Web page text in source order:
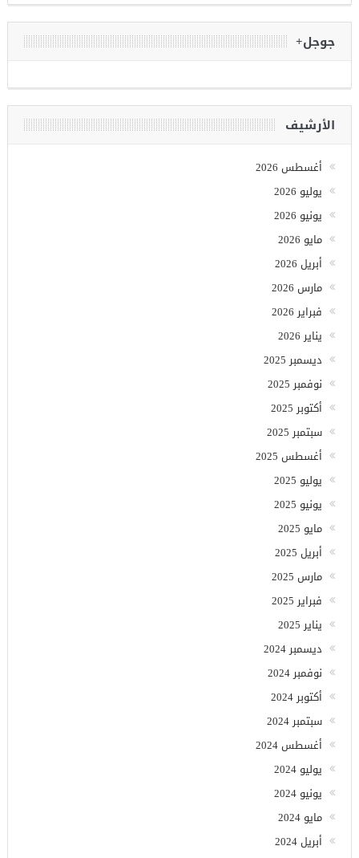
جوجل+
الأرشيف
أغسطس 2026
يوليو 2026
يونيو 2026
مايو 2026
أبريل 2026
مارس 2026
فبراير 2026
يناير 2026
ديسمبر 2025
نوفمبر 2025
أكتوبر 2025
سبتمبر 2025
أغسطس 2025
يوليو 2025
يونيو 2025
مايو 2025
أبريل 2025
مارس 2025
فبراير 2025
يناير 2025
ديسمبر 2024
نوفمبر 2024
أكتوبر 2024
سبتمبر 2024
أغسطس 2024
يوليو 2024
يونيو 2024
مايو 2024
أبريل 2024